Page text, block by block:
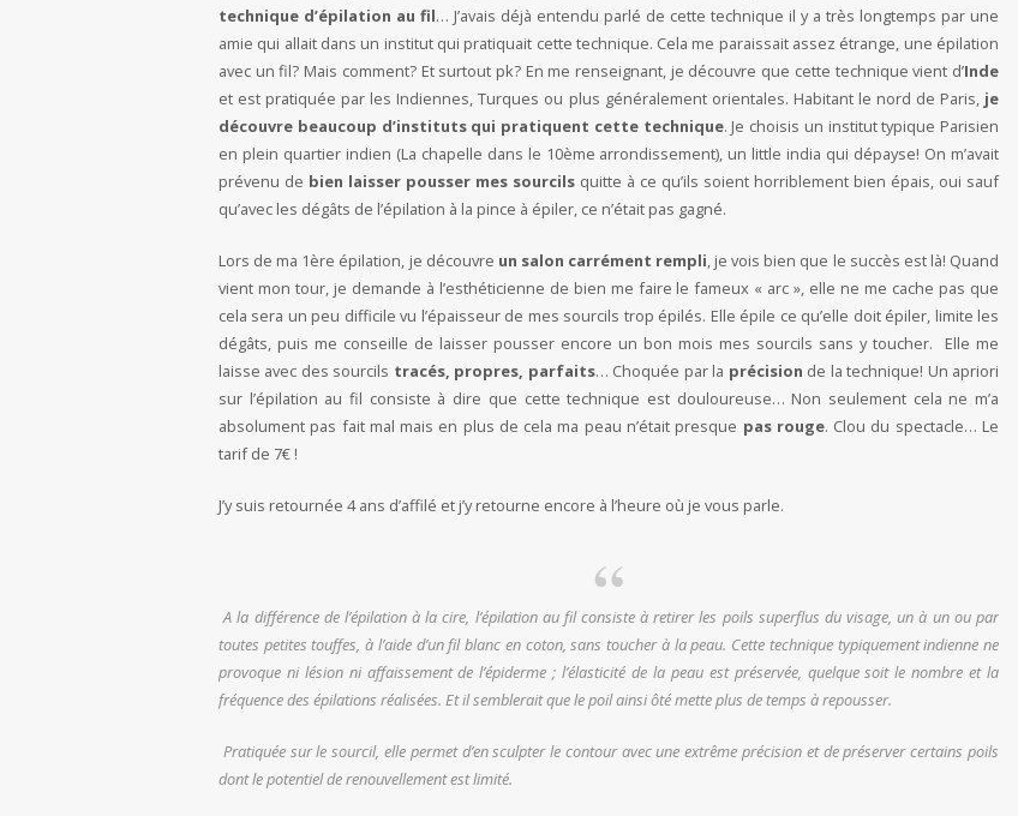
technique d’épilation au fil… J’avais déjà entendu parlé de cette technique il y a très longtemps par une
amie qui allait dans un institut qui pratiquait cette technique. Cela me paraissait assez étrange, une épilation
avec un fil? Mais comment? Et surtout pk? En me renseignant, je découvre que cette technique vient d’Inde
et est pratiquée par les Indiennes, Turques ou plus généralement orientales. Habitant le nord de Paris, je
découvre beaucoup d’instituts qui pratiquent cette technique. Je choisis un institut typique Parisien
en plein quartier indien (La chapelle dans le 10ème arrondissement), un little india qui dépayse! On m’avait
prévenu de bien laisser pousser mes sourcils quitte à ce qu’ils soient horriblement bien épais, oui sauf
qu’avec les dégâts de l’épilation à la pince à épiler, ce n’était pas gagné.
Lors de ma 1ère épilation, je découvre un salon carrément rempli , je vois bien que le succès est là! Quand
vient mon tour, je demande à l’esthéticienne de bien me faire le fameux « arc », elle ne me cache pas que
cela sera un peu difficile vu l’épaisseur de mes sourcils trop épilés. Elle épile ce qu’elle doit épiler, limite les
dégâts, puis me conseille de laisser pousser encore un bon mois mes sourcils sans y toucher. Elle me
laisse avec des sourcils tracés, propres, parfaits… Choquée par la précision de la technique! Un apriori
sur l’épilation au fil consiste à dire que cette technique est douloureuse… Non seulement cela ne m’a
absolument pas fait mal mais en plus de cela ma peau n’était presque pas rouge. Clou du spectacle… Le
tarif de 7€ !
J’y suis retournée 4 ans d’affilé et j’y retourne encore à l’heure où je vous parle.
A la différence de l’épilation à la cire, l’épilation au fil consiste à retirer les poils superflus du visage, un à un ou par
toutes petites touffes, à l’aide d’un fil blanc en coton, sans toucher à la peau. Cette technique typiquement indienne ne
provoque ni lésion ni affaissement de l’épiderme ; l’élasticité de la peau est préservée, quelque soit le nombre et la
fréquence des épilations réalisées. Et il semblerait que le poil ainsi ôté mette plus de temps à repousser.
Pratiquée sur le sourcil, elle permet d’en sculpter le contour avec une extrême précision et de préserver certains poils
dont le potentiel de renouvellement est limité.